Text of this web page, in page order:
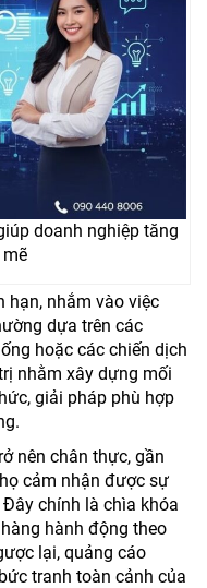
doanh nghiệp tăng
hạn, nhắm vào việc
dựa trên các
hoặc các chiến dịch
nhằm xây dựng mối
giải pháp phù hợp
nên chân thực, gần
cảm nhận được sự
chính là chìa khóa
hành động theo
lại, quảng cáo
tranh toàn cảnh của